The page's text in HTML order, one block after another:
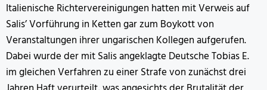
Italienische Richtervereinigungen hatten mit Verweis auf
Salis’ Vorführung in Ketten gar zum Boykott von
Veranstaltungen ihrer ungarischen Kollegen aufgerufen.
Dabei wurde der mit Salis angeklagte Deutsche Tobias E.
im gleichen Verfahren zu einer Strafe von zunächst drei